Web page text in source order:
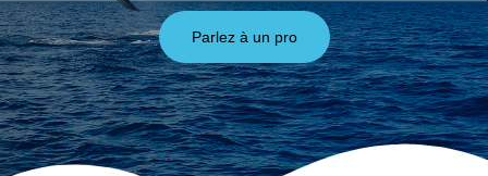
Parlez à un pro